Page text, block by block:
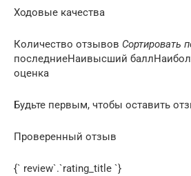
Ходовые качества
Количество отзывов Сортировать
последниеНаивысший
оценка
Будьте первым, чтобы оставить
Проверенный отзыв
{` review`.`rating_title `}